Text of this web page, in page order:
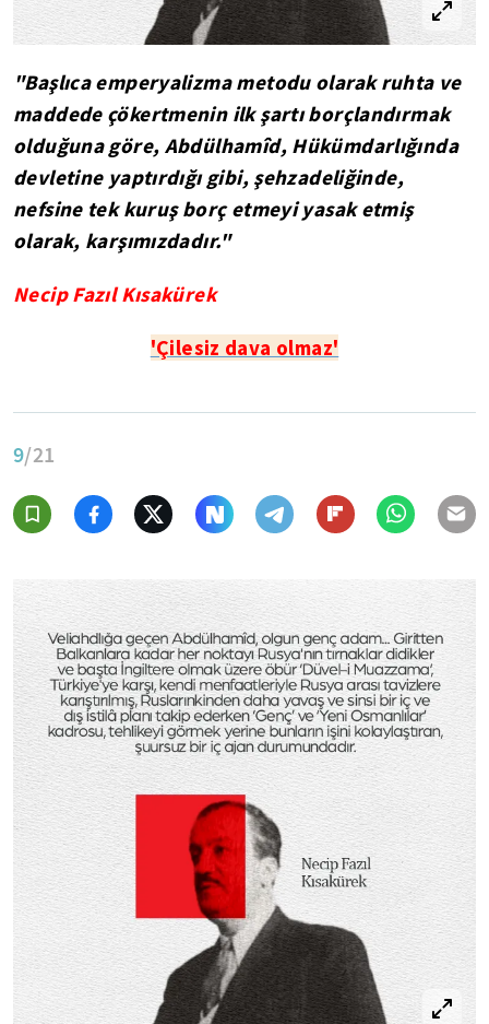
"Başlıca emperyalizma metodu olarak ruhta ve
maddede çökertmenin ilk şartı borçlandırmak
olduğuna göre, Abdülhamîd, Hükümdarlığında
devletine yaptırdığı gibi, şehzadeliğinde,
nefsine tek kuruş borç etmeyi yasak etmiş
olarak, karşımızdadır."
Necip Fazıl Kısakürek
'Çilesiz dava olmaz'
9/21